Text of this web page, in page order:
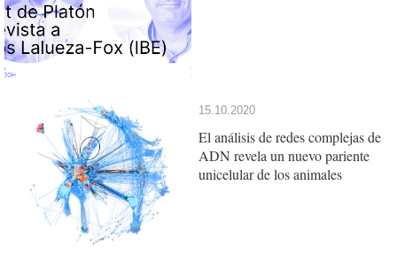
15.10.2020
El análisis de redes complejas de
ADN revela un nuevo pariente
unicelular de los animales